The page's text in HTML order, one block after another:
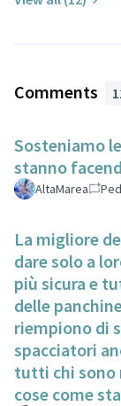
Comments
Sosteniamo
stanno
AltaMarea
La migliore
dare solo a
più sicura e
delle
riempiono di
spacciatori
tutti chi sono
cose come